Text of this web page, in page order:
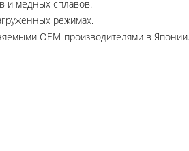
и медных сплавов.
режимах.
ОЕМ-производителями в